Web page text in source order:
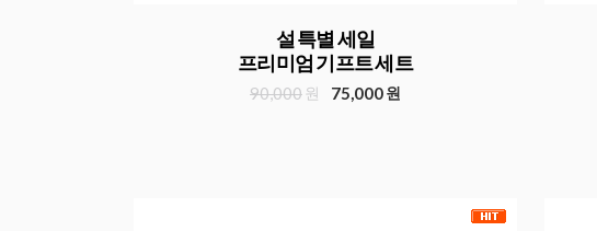
설 특별 세일
프리미엄 기프트 세트
90,000 원 75,000원